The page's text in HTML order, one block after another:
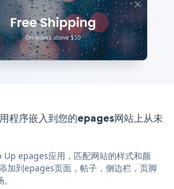
程序嵌入到您的epages网站上从未
Up epages应用，匹配网站的样式和颜
加到epages页面，帖子，侧边栏，页脚